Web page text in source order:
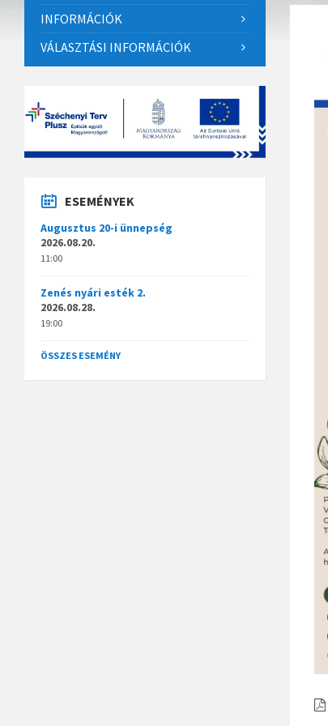
INFORMÁCIÓK
VÁLASZTÁSI INFORMÁCIÓK
ESEMÉNYEK
Augusztus 20-i ünnepség
2026.08.20.
11:00
Zenés nyári esték 2.
2026.08.28.
19:00
ÖSSZES ESEMÉNY